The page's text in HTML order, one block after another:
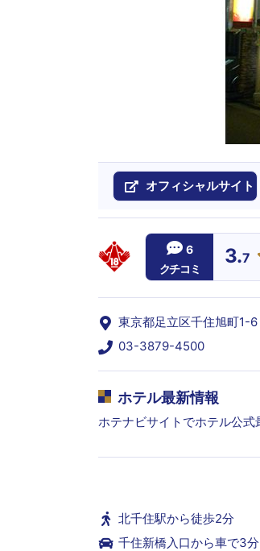
オフィシャルサイト
6
クチコミ
3.7
東京都足立区千住旭町1-6
03-3879-4500
ホテル最新情報
ホテナビサイトでホテル公式
北千住駅から徒歩2分
千住新橋入口から車で3分